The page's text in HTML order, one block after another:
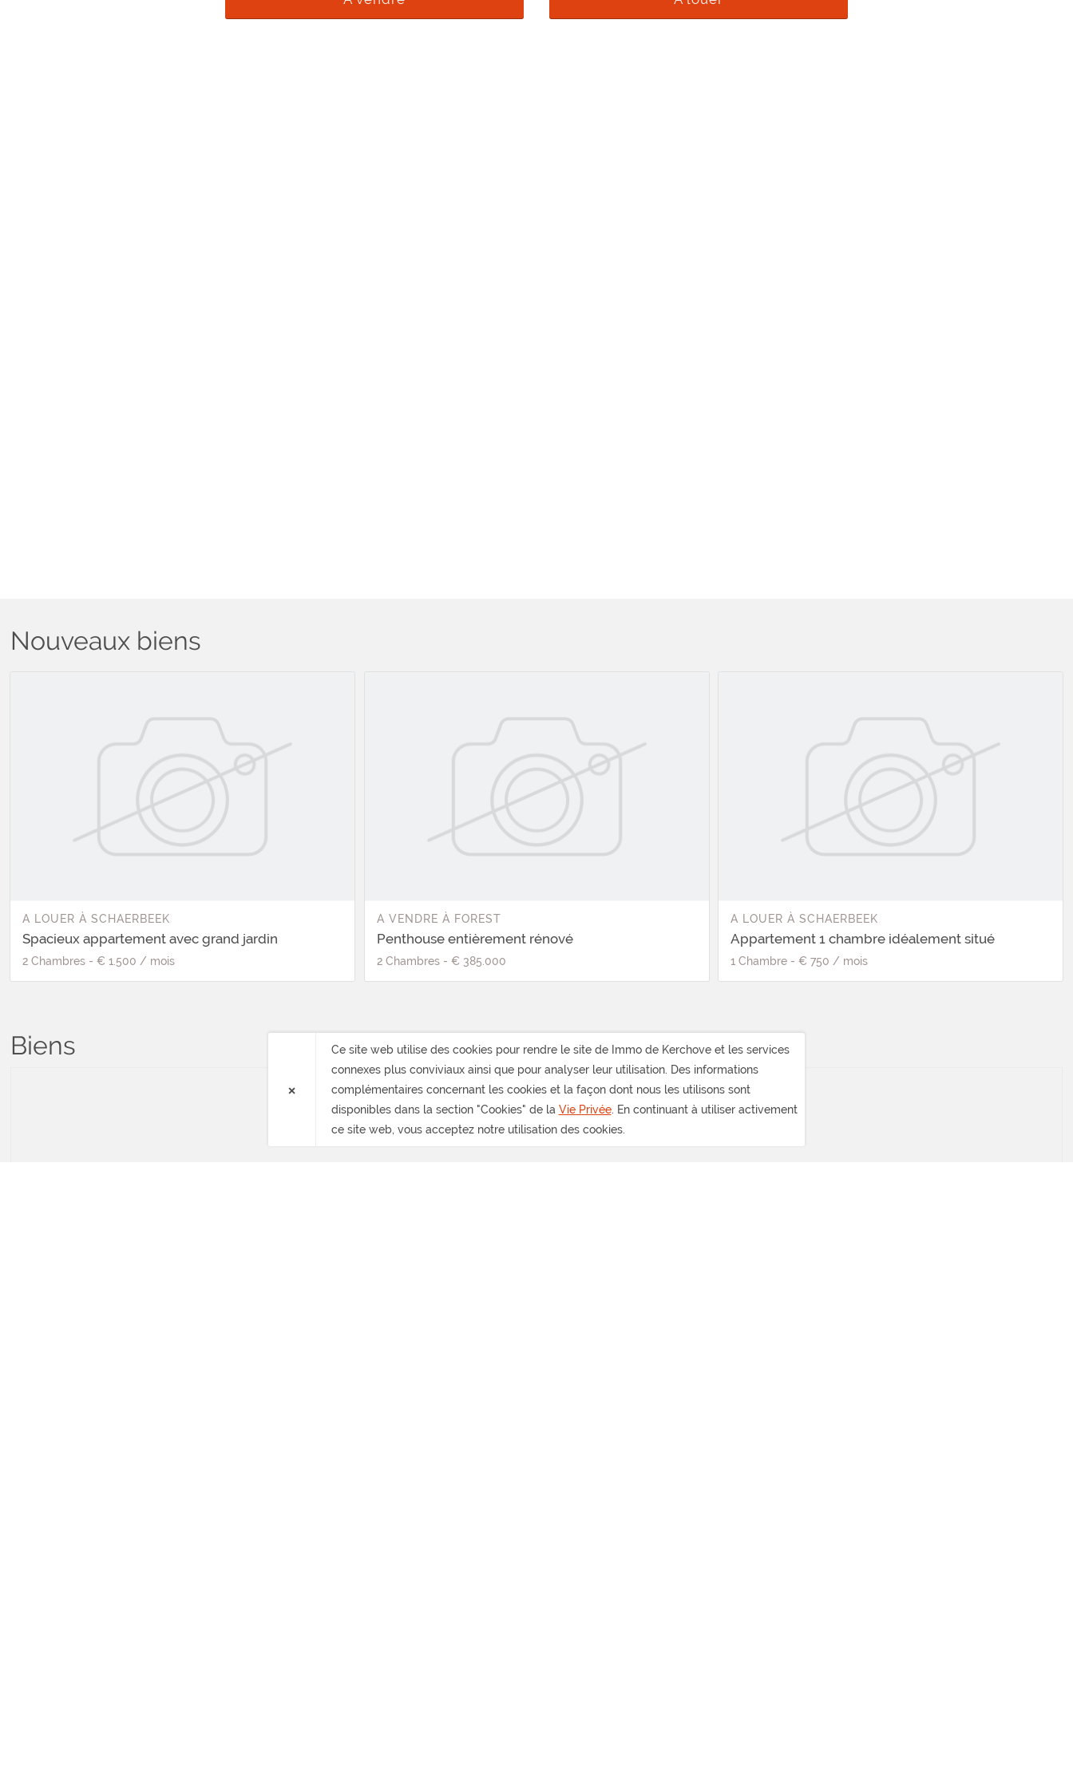
Nouveaux biens
A LOUER À SCHAERBEEK
Spacieux appartement avec grand jardin
2 Chambres- € 1.500 / mois
A VENDRE À FOREST
Penthouse entièrement rénové
2 Chambres- € 385.000
A LOUER À SCHAERBEEK
Appartement 1 chambre idéalement situé
1 Chambre -€ 750 / mois
Biens
Ce site web utilise des cookies pour rendre le site de Immo de Kerchove et les services
connexes plus conviviaux ainsi que pour analyser leur utilisation. Des informations
complémentaires concernant les cookies et la façon dont nous les utilisons sont
disponibles dans la section "Cookies" de la Vie Privée. En continuant à utiliser activement
ce site web, vous acceptez notre utilisation des cookies.
×